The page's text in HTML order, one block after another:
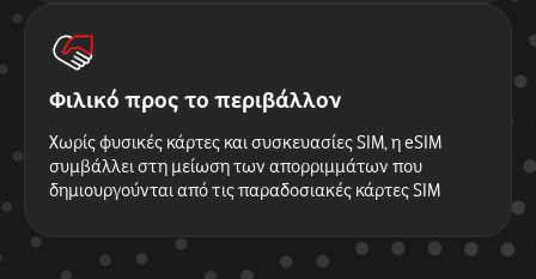
Φιλικό προς το περιβάλλον
Χωρίς φυσικές κάρτες και συσκευασίες SIM, η eSIM
συμβάλλει στη μείωση των απορριμμάτων που
δημιουργούνται από τις παραδοσιακές κάρτες SIM